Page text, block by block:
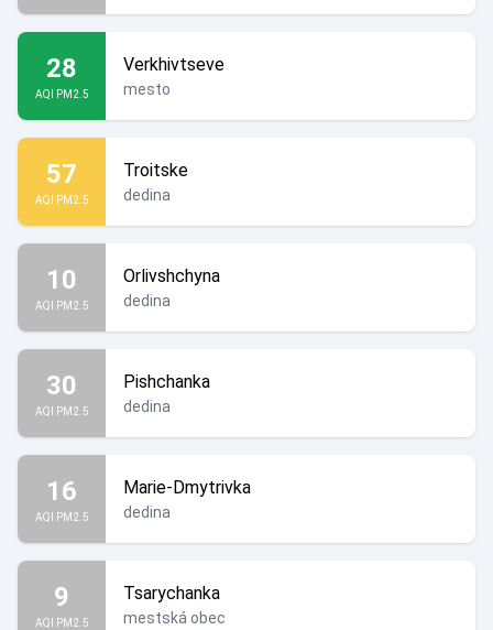
28
AQI PM2.5
Verkhivtseve
mesto
57
AQI PM2.5
Troitske
dedina
10
AQI PM2.5
Orlivshchyna
dedina
30
AQI PM2.5
Pishchanka
dedina
16
AQI PM2.5
Marie-Dmytrivka
dedina
9
AQI PM2.5
Tsarychanka
mestská obec